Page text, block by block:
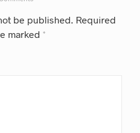
be published. Required
marked *